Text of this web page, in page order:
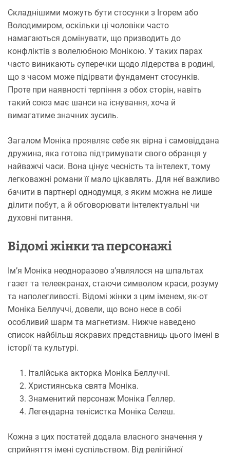
Складнішими можуть бути стосунки з Ігорем або
Володимиром, оскільки ці чоловіки часто
намагаються домінувати, що призводить до
конфліктів з волелюбною Монікою. У таких парах
часто виникають суперечки щодо лідерства в родині,
що з часом може підірвати фундамент стосунків.
Проте при наявності терпіння з обох сторін, навіть
такий союз має шанси на існування, хоча й
вимагатиме значних зусиль.
Загалом Моніка проявляє себе як вірна і самовіддана
дружина, яка готова підтримувати свого обранця у
найважчі часи. Вона цінує чесність та інтелект, тому
легковажні романи її мало цікавлять. Для неї важливо
бачити в партнері однодумця, з яким можна не лише
ділити побут, а й обговорювати інтелектуальні чи
духовні питання.
Відомі жінки та персонажі
Ім’я Моніка неодноразово з’являлося на шпальтах
газет та телеекранах, стаючи символом краси, розуму
та наполегливості. Відомі жінки з цим іменем, як-от
Моніка Беллуччі, довели, що воно несе в собі
особливий шарм та магнетизм. Нижче наведено
список найбільш яскравих представниць цього імені в
історії та культурі.
Італійська акторка Моніка Беллуччі.
Християнська свята Моніка.
Знаменитий персонаж Моніка Ґеллер.
Легендарна тенісистка Моніка Селеш.
Кожна з цих постатей додала власного значення у
сприйняття імені суспільством. Від релігійної